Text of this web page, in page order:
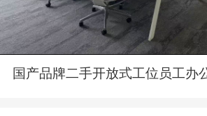
国产品牌二手开放式工位员工办